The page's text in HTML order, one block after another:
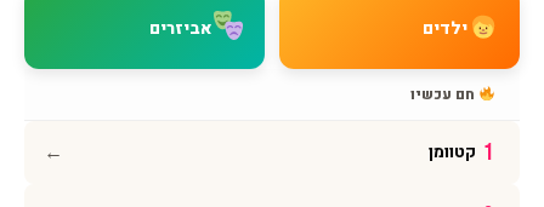
מדיניות החזרות
מדיניות פרטיות
ילדים אביזרים
חם עכשיו
1 קטוומן ←